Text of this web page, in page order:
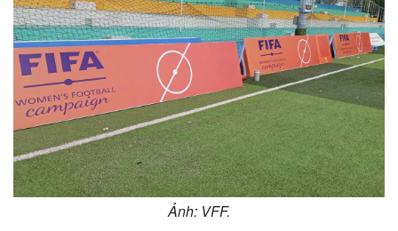
Multimedia
Ảnh: VFF.